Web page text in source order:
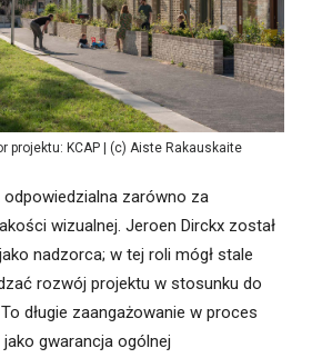
projektu: KCAP | (c) Aiste Rakauskaite
odpowiedzialna zarówno za
wizualnej. Jeroen Dirckx został
nadzorca; w tej roli mógł stale
rozwój projektu w stosunku do
długie zaangażowanie w proces
jako gwarancja ogólnej